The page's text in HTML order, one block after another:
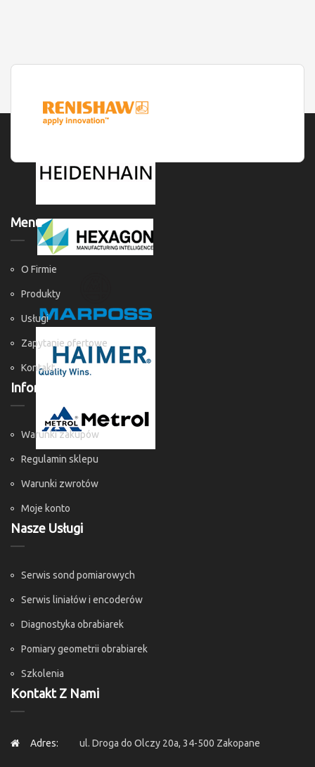
Menu
O Firmie
Produkty
Usługi
Zapytanie ofertowe
Kontakt
Informacje
Warunki zakupów
Regulamin sklepu
Warunki zwrotów
Moje konto
Nasze Usługi
Serwis sond pomiarowych
Serwis liniałów i encoderów
Diagnostyka obrabiarek
Pomiary geometrii obrabiarek
Szkolenia
Kontakt Z Nami
Adres: ul. Droga do Olczy 20a, 34-500 Zakopane